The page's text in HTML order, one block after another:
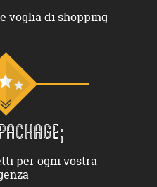
voglia di shopping
per ogni vostra